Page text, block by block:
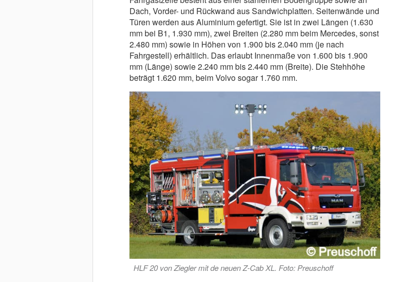
Dach, Vorder- und Rückwand aus Sandwichplatten. Seitenwände und
Türen werden aus Aluminium gefertigt. Sie ist in zwei Längen (1.630
mm bei B1, 1.930 mm), zwei Breiten (2.280 mm beim Mercedes, sonst
2.480 mm) sowie in Höhen von 1.900 bis 2.040 mm (je nach
Fahrgestell) erhältlich. Das erlaubt Innenmaße von 1.600 bis 1.900
mm (Länge) sowie 2.240 mm bis 2.440 mm (Breite). Die Stehhöhe
beträgt 1.620 mm, beim Volvo sogar 1.760 mm.
HLF 20 von Ziegler mit de neuen Z-Cab XL. Foto: Preuschoff